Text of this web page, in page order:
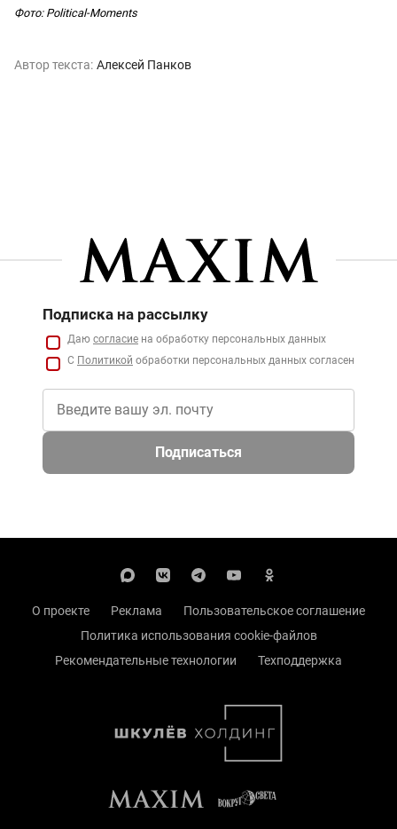
Фото: Political-Moments
Автор текста: Алексей Панков
Подписка на рассылку
Даю согласие на обработку персональных данных
С Политикой обработки персональных данных согласен
Подписаться
О проекте Реклама
Пользовательское соглашение
Политика использования cookie-файлов
Рекомендательные технологии
Техподдержка